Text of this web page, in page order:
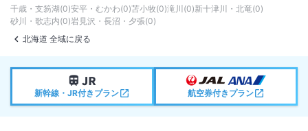
千歳・支笏湖(0)安平・むかわ(0)苫小牧(0)滝川 (0)新十津川・北竜(0)
砂川・歌志内(0)岩見沢・長沼・夕張(0)
北海道 全域に戻る
新幹線・JR付きプラン 航空券付きプラン